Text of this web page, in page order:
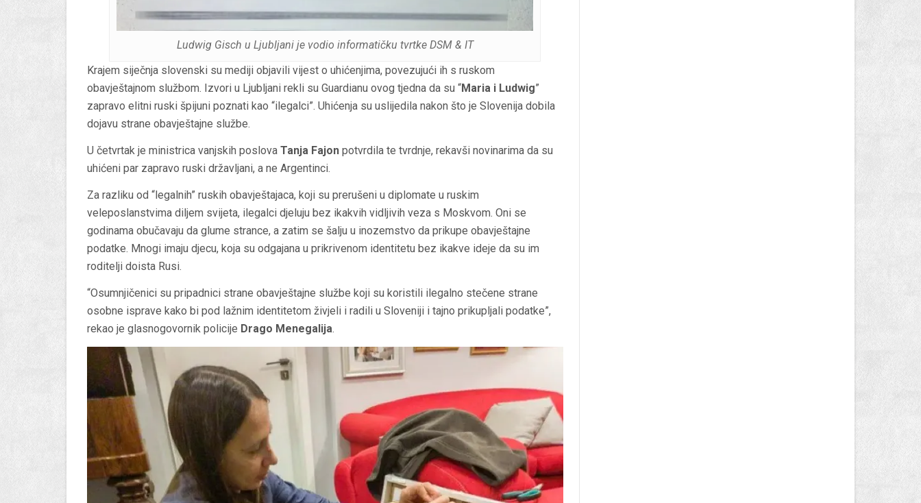
Ludwig Gisch u Ljubljani je vodio informatičku tvrtke DSM & IT
Krajem siječnja slovenski su mediji objavili vijest o uhićenjima, povezujući ih s ruskom
obavještajnom službom. Izvori u Ljubljani rekli su Guardianu ovog tjedna da su “Maria i Ludwig”
zapravo elitni ruski špijuni poznati kao “ilegalci”. Uhićenja su uslijedila nakon što je Slovenija dobila
dojavu strane obavještajne službe.
U četvrtak je ministrica vanjskih poslova Tanja Fajon potvrdila te tvrdnje, rekavši novinarima da su
uhićeni par zapravo ruski državljani, a ne Argentinci.
Za razliku od “legalnih” ruskih obavještajaca, koji su prerušeni u diplomate u ruskim
veleposlanstvima diljem svijeta, ilegalci djeluju bez ikakvih vidljivih veza s Moskvom. Oni se
godinama obučavaju da glume strance, a zatim se šalju u inozemstvo da prikupe obavještajne
podatke. Mnogi imaju djecu, koja su odgajana u prikrivenom identitetu bez ikakve ideje da su im
roditelji doista Rusi.
“Osumnjičenici su pripadnici strane obavještajne službe koji su koristili ilegalno stečene strane
osobne isprave kako bi pod lažnim identitetom živjeli i radili u Sloveniji i tajno prikupljali podatke”,
rekao je glasnogovornik policije Drago Menegalija.